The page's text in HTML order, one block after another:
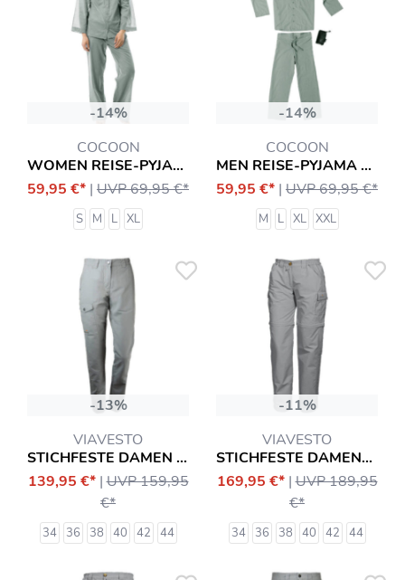
-14%
COCOON
WOMEN REISE-PYJAMA MIT INSEKTENSCHUTZ EQUIPMENT
59,95 €* | UVP 69,95 €*
S M L XL
-14%
COCOON
MEN REISE-PYJAMA MIT INSEKTENSCHUTZ EQUIPMENT
59,95 €* | UVP 69,95 €*
M L XL XXL
-13%
VIAVESTO
STICHFESTE DAMEN SLIM-HOSE INFANTE
139,95 €* |UVP 159,95
€*
34 36 38 40 42 44
-11%
VIAVESTO
STICHFESTE DAMEN-ZIPP-HOSE EANES
169,95 €* |UVP 189,95
€*
34 36 38 40 42 44